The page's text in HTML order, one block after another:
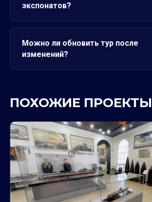
экспонатов?
Можно ли обновить тур после
изменений?
ПОХОЖИЕ ПРОЕКТЫ